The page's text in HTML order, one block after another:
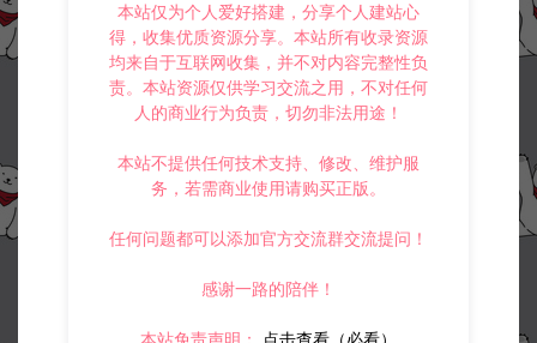
本站仅为个人爱好搭建，分享个人建站心
得，收集优质资源分享。本站所有收录资源
均来自于互联网收集，并不对内容完整性负
责。本站资源仅供学习交流之用，不对任何
人的商业行为负责，切勿非法用途！
本站不提供任何技术支持、修改、维护服
务，若需商业使用请购买正版。
任何问题都可以添加官方交流群交流提问！
感谢一路的陪伴！
本站免责声明： 点击查看（必看）